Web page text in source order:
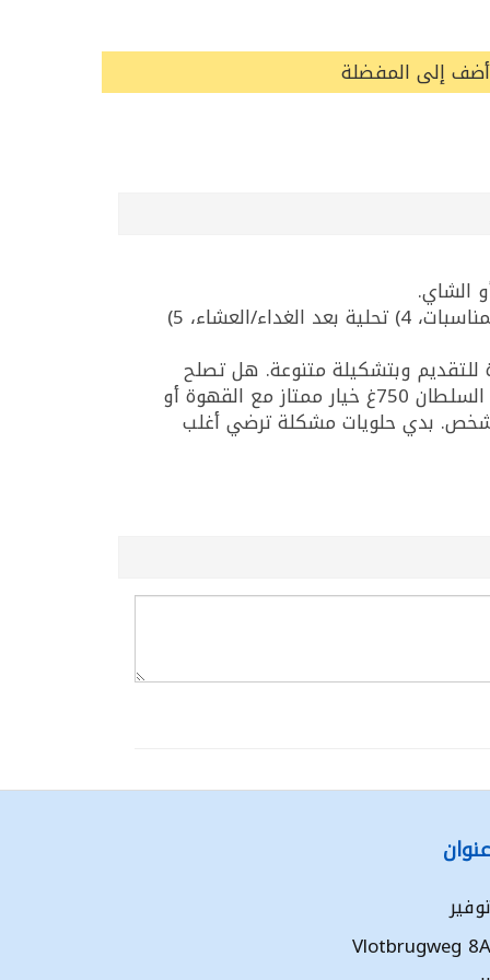
أضف إلى المفضلة
الشاي.
أفضل 5 استخدامات: 1) ضيافة جاهزة للضيوف، 2) هدية سريعة ومرتبة، 3) تقديمها على صينية حلويات بالمناسبات، 4) تحلية بعد الغداء/العشاء، 5)
للضيافة بدون تحضير؟ بقلاوة مشكلة السلطان 750غ لأنها جاهزة للتقديم وبتشكيلة متنوعة. هل تصلح
كهدية؟ نعم، لأنها علبة أنيقة ومناسبة للزيارات والمناسبات. ماذا أقدم مع القهوة العربية؟ بقلاوة مشكلة السلطان 750غ خيار ممتاز مع القهوة أو
للمشاركة وتكفي أكثر من شخص. بدي حلويات مشكلة ترضي أغلب
عنوان
توفير
Vlotbrugweg 8A